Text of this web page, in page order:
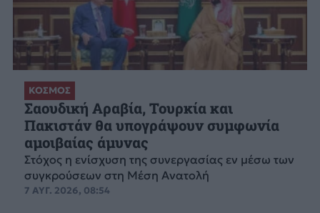
ΚΟΣΜΟΣ
Σαουδική Αραβία, Τουρκία και
Πακιστάν θα υπογράψουν συμφωνία
αμοιβαίας άμυνας
Στόχος η ενίσχυση της συνεργασίας εν μέσω των
συγκρούσεων στη Μέση Ανατολή
7 ΑΥΓ. 2026, 08:54